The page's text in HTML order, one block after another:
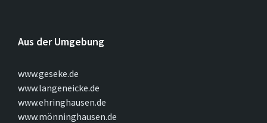
Aus der Umgebung
www.geseke.de
www.langeneicke.de
www.ehringhausen.de
www.mönninghausen.de